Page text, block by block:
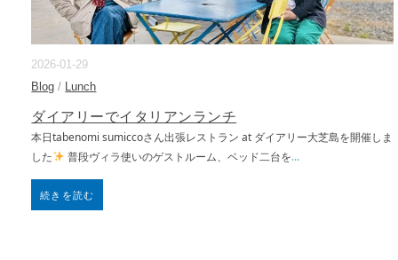
2026-01-29
Blog / Lunch
ダイアリーでイタリアンランチ
本日tabenomi sumiccoさん出張レストラン at ダイアリー大芝島を開催しま
した
普段ヴィラ使いのゲストルーム、ベッド二台を...
続きを読む